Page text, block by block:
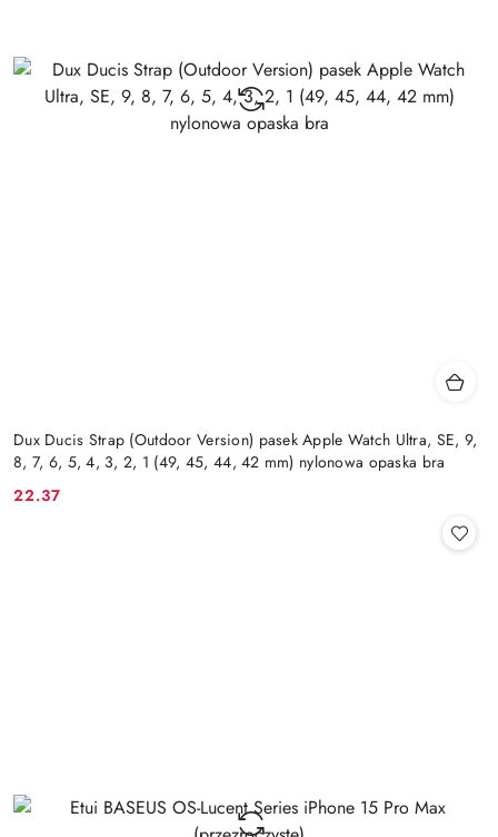
Dux Ducis Strap (Outdoor Version) pasek Apple Watch Ultra, SE, 9,
8, 7, 6, 5, 4, 3, 2, 1 (49, 45, 44, 42 mm) nylonowa opaska bra
Cena:
22.37